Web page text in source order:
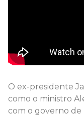
O ex-presidente
como o ministro
com o governo